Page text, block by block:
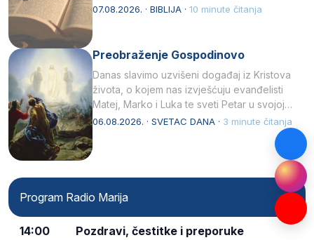
07.08.2026. · BIBLIJA · 10 minute čitanja
Preobraženje Gospodinovo
Danas slavimo uzvišeni događaj iz Kristova
života, o kojem nas izvješćuju evanđelisti
Matej, Marko i Luka te sveti Petar u svojoj
drugoj…
06.08.2026. · SVETAC DANA · 3 minute čitanja
Program Radio Marija
14:00 Pozdravi, čestitke i preporuke